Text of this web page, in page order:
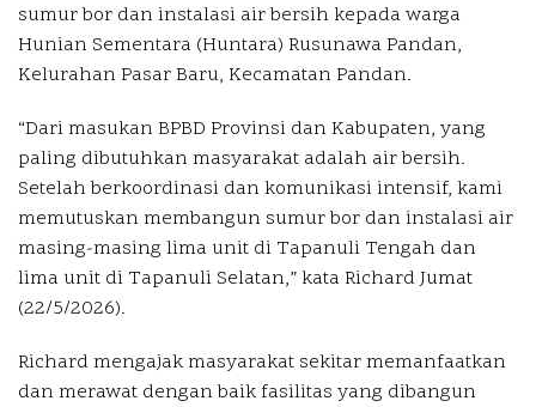
sumur bor dan instalasi air bersih kepada warga
Hunian Sementara (Huntara) Rusunawa Pandan,
Kelurahan Pasar Baru, Kecamatan Pandan.
“Dari masukan BPBD Provinsi dan Kabupaten, yang
paling dibutuhkan masyarakat adalah air bersih.
Setelah berkoordinasi dan komunikasi intensif, kami
memutuskan membangun sumur bor dan instalasi air
masing-masing lima unit di Tapanuli Tengah dan
lima unit di Tapanuli Selatan,” kata Richard Jumat
(22/5/2026).
Richard mengajak masyarakat sekitar memanfaatkan
dan merawat dengan baik fasilitas yang dibangun